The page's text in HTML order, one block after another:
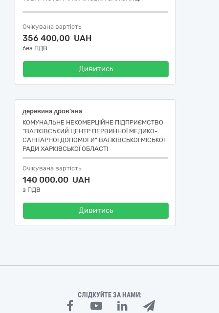
Очікувана вартість
356 400,00 UAH
без ПДВ
Дивитись
деревина дров’яна
КОМУНАЛЬНЕ НЕКОМЕРЦІЙНЕ ПІДПРИЄМСТВО
"ВАЛКІВСЬКИЙ ЦЕНТР ПЕРВИННОЇ МЕДИКО-
САНІТАРНОЇ ДОПОМОГИ" ВАЛКІВСЬКОЇ МІСЬКОЇ
РАДИ ХАРКІВСЬКОЇ ОБЛАСТІ
Очікувана вартість
140 000,00 UAH
з ПДВ
Дивитись
СЛІДКУЙТЕ ЗА НАМИ: